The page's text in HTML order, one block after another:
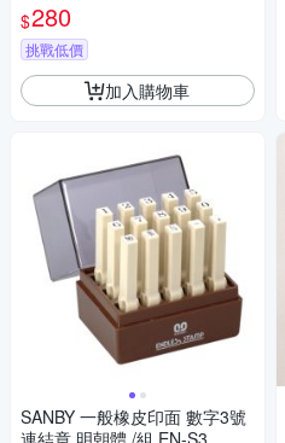
/ 組SD10P6-GL
$280
挑戰低價
加入購物車
SANBY 一般橡皮印面 數字3號